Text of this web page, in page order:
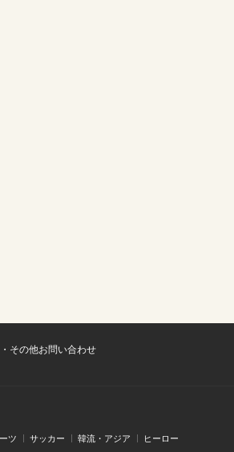
その他お問い合わせ
ツ サッカー 韓流・アジア ヒーロー